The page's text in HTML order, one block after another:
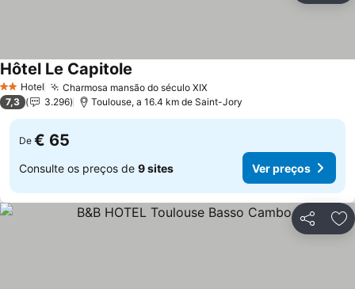
2 Estrelas
Hotel Charmosa mansão do século XIXVer preços
Hôtel Le Capitole
7,3 3.296 Toulouse, a 16.4 km de Saint-Jory
De € 65
Consulte os preços de 9 sites Ver preços
Partilhar